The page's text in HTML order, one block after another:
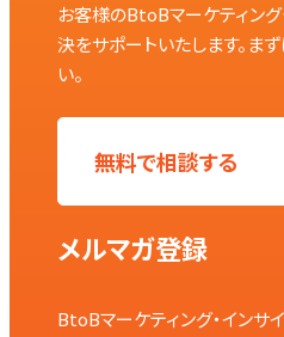
お客様のBtoBマーケティン
決をサポートいたします。ま
い。
無料で相談する
メルマガ登録
BtoBマーケティング・インサ